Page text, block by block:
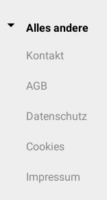
Alles andere
Kontakt
AGB
Datenschutz
Cookies
Impressum